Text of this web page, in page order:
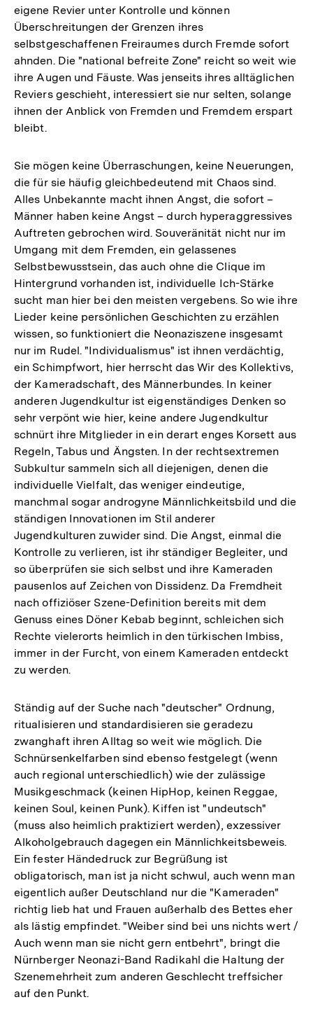
eigene Revier unter Kontrolle und können
Überschreitungen der Grenzen ihres
selbstgeschaffenen Freiraumes durch Fremde sofort
ahnden. Die "national befreite Zone" reicht so weit wie
ihre Augen und Fäuste. Was jenseits ihres alltäglichen
Reviers geschieht, interessiert sie nur selten, solange
ihnen der Anblick von Fremden und Fremdem erspart
bleibt.
Sie mögen keine Überraschungen, keine Neuerungen,
die für sie häufig gleichbedeutend mit Chaos sind.
Alles Unbekannte macht ihnen Angst, die sofort –
Männer haben keine Angst – durch hyperaggressives
Auftreten gebrochen wird. Souveränität nicht nur im
Umgang mit dem Fremden, ein gelassenes
Selbstbewusstsein, das auch ohne die Clique im
Hintergrund vorhanden ist, individuelle Ich-Stärke
sucht man hier bei den meisten vergebens. So wie ihre
Lieder keine persönlichen Geschichten zu erzählen
wissen, so funktioniert die Neonaziszene insgesamt
nur im Rudel. "Individualismus" ist ihnen verdächtig,
ein Schimpfwort, hier herrscht das Wir des Kollektivs,
der Kameradschaft, des Männerbundes. In keiner
anderen Jugendkultur ist eigenständiges Denken so
sehr verpönt wie hier, keine andere Jugendkultur
schnürt ihre Mitglieder in ein derart enges Korsett aus
Regeln, Tabus und Ängsten. In der rechtsextremen
Subkultur sammeln sich all diejenigen, denen die
individuelle Vielfalt, das weniger eindeutige,
manchmal sogar androgyne Männlichkeitsbild und die
ständigen Innovationen im Stil anderer
Jugendkulturen zuwider sind. Die Angst, einmal die
Kontrolle zu verlieren, ist ihr ständiger Begleiter, und
so überprüfen sie sich selbst und ihre Kameraden
pausenlos auf Zeichen von Dissidenz. Da Fremdheit
nach offiziöser Szene-Definition bereits mit dem
Genuss eines Döner Kebab beginnt, schleichen sich
Rechte vielerorts heimlich in den türkischen Imbiss,
immer in der Furcht, von einem Kameraden entdeckt
zu werden.
Ständig auf der Suche nach "deutscher" Ordnung,
ritualisieren und standardisieren sie geradezu
zwanghaft ihren Alltag so weit wie möglich. Die
Schnürsenkelfarben sind ebenso festgelegt (wenn
auch regional unterschiedlich) wie der zulässige
Musikgeschmack (keinen HipHop, keinen Reggae,
keinen Soul, keinen Punk). Kiffen ist "undeutsch"
(muss also heimlich praktiziert werden), exzessiver
Alkoholgebrauch dagegen ein Männlichkeitsbeweis.
Ein fester Händedruck zur Begrüßung ist
obligatorisch, man ist ja nicht schwul, auch wenn man
eigentlich außer Deutschland nur die "Kameraden"
richtig lieb hat und Frauen außerhalb des Bettes eher
als lästig empfindet. "Weiber sind bei uns nichts wert /
Auch wenn man sie nicht gern entbehrt", bringt die
Nürnberger Neonazi-Band Radikahl die Haltung der
Szenemehrheit zum anderen Geschlecht treffsicher
auf den Punkt.